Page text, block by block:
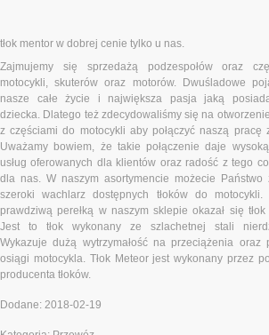
tłok mentor w dobrej cenie tylko u nas.
Zajmujemy się sprzedażą podzespołów oraz
motocykli, skuterów oraz motorów. Dwuśladowe
nasze całe życie i największa pasja jaką
dziecka. Dlatego też zdecydowaliśmy się na
z częściami do motocykli aby połączyć naszą pracę
Uważamy bowiem, że takie połączenie daje
usług oferowanych dla klientów oraz radość z tego
dla nas. W naszym asortymencie możecie Państwo
szeroki wachlarz dostępnych tłoków do motocykli.
prawdziwą perełką w naszym sklepie okazał się tłok
Jest to tłok wykonany ze szlachetnej stali
Wykazuje dużą wytrzymałość na przeciążenia oraz
osiągi motocykla. Tłok Meteor jest wykonany przez
producenta tłoków.
Dodane: 2018-02-19